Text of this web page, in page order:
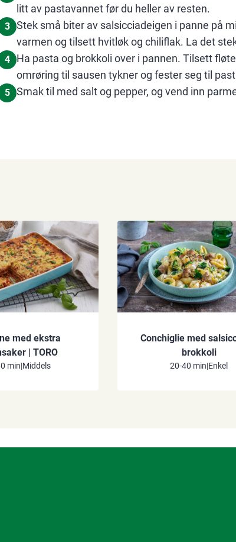
litt av pastavannet før du heller av resten.
3
Stek små biter av salsicciadeigen i panne på
varmen og tilsett hvitløk og chiliflak. La det
4
Ha pasta og brokkoli over i pannen. Tilsett
omrøring til sausen tykner og fester seg til
5 Smak til med salt og pepper, og vend inn
med ekstra
min|Middels
Conchiglie med
brokkoli
20-40 min|Enkel